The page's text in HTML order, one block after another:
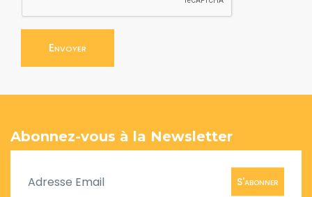
Envoyer
Abonnez-vous à la Newsletter
S'abonner